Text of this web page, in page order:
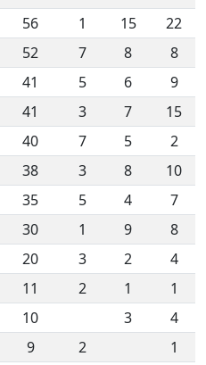
56 1 15
22
52 7 8
8
41 5 6
9
41 3 7
15
40 7 5
2
38 3 8
10
35 5 4
7
30 1 9
8
20 3 2
4
11 2 1
1
10 3
4
9 2
1